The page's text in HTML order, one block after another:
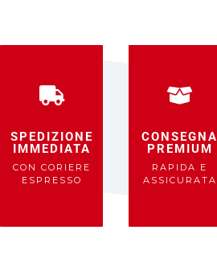
SPEDIZIONE
IMMEDIATA
CON CORIERE
ESPRESSO
CONSEGNA
PREMIUM
RAPIDA E
ASSICURATA